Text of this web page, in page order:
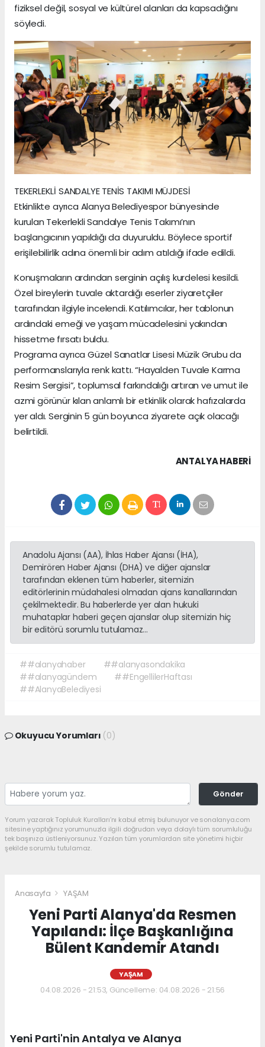
fiziksel değil, sosyal ve kültürel alanları da kapsadığını
söyledi.
TEKERLEKLİ SANDALYE TENİS TAKIMI MÜJDESİ
Etkinlikte ayrıca Alanya Belediyespor bünyesinde
kurulan Tekerlekli Sandalye Tenis Takımı’nın
başlangıcının yapıldığı da duyuruldu. Böylece sportif
erişilebilirlik adına önemli bir adım atıldığı ifade edildi.
Konuşmaların ardından serginin açılış kurdelesi kesildi.
Özel bireylerin tuvale aktardığı eserler ziyaretçiler
tarafından ilgiyle incelendi. Katılımcılar, her tablonun
ardındaki emeği ve yaşam mücadelesini yakından
hissetme fırsatı buldu.
Programa ayrıca Güzel Sanatlar Lisesi Müzik Grubu da
performanslarıyla renk kattı. “Hayalden Tuvale Karma
Resim Sergisi”, toplumsal farkındalığı artıran ve umut ile
azmi görünür kılan anlamlı bir etkinlik olarak hafızalarda
yer aldı. Serginin 5 gün boyunca ziyarete açık olacağı
belirtildi.
ANTALYA HABERİ
Anadolu Ajansı (AA), İhlas Haber Ajansı (İHA),
Demirören Haber Ajansı (DHA) ve diğer ajanslar
tarafından eklenen tüm haberler, sitemizin
editörlerinin müdahalesi olmadan ajans kanallarından
çekilmektedir. Bu haberlerde yer alan hukuki
muhataplar haberi geçen ajanslar olup sitemizin hiç
bir editörü sorumlu tutulamaz...
##alanyahaber
##alanyasondakika
##alanyagündem
##EngellilerHaftası
##AlanyaBelediyesi
Okuyucu Yorumları (0)
Gönder
Yorum yazarak Topluluk Kuralları’nı kabul etmiş bulunuyor ve sonalanya.com
sitesine yaptığınız yorumunuzla ilgili doğrudan veya dolaylı tüm sorumluluğu
tek başınıza üstleniyorsunuz. Yazılan tüm yorumlardan site yönetimi hiçbir
şekilde sorumlu tutulamaz.
Anasayfa YAŞAM
Yeni Parti Alanya'da Resmen
Yapılandı: İlçe Başkanlığına
Bülent Kandemir Atandı
YAŞAM
04.08.2026 - 21:53, Güncelleme: 04.08.2026 - 21:56
Yeni Parti'nin Antalya ve Alanya